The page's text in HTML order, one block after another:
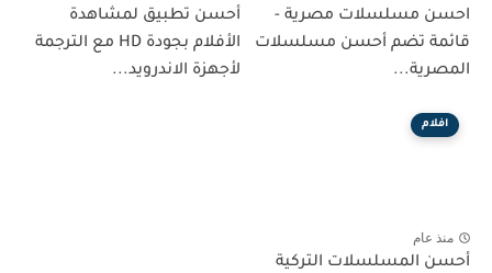
احسن مسلسلات مصرية -
قائمة تضم أحسن مسلسلات
المصرية...
أحسن تطبيق لمشاهدة
الأفلام بجودة HD مع الترجمة
لأجهزة الاندرويد...
افلام
منذ عام
أحسن المسلسلات التركية